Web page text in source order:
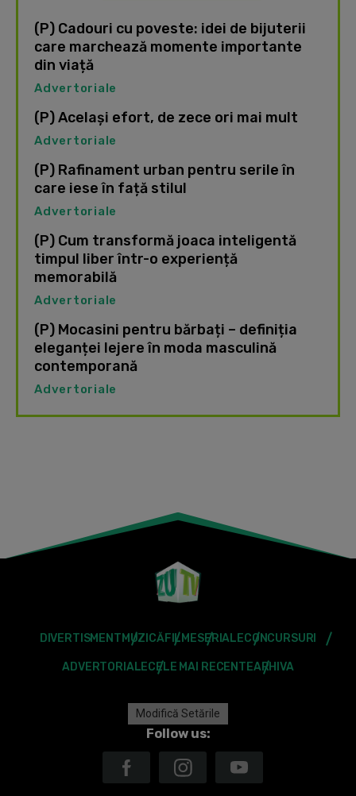
(P) Cadouri cu poveste: idei de bijuterii
care marchează momente importante
din viață
Advertoriale
(P) Același efort, de zece ori mai mult
Advertoriale
(P) Rafinament urban pentru serile în
care iese în față stilul
Advertoriale
(P) Cum transformă joaca inteligentă
timpul liber într-o experiență
memorabilă
Advertoriale
(P) Mocasini pentru bărbați – definiția
eleganței lejere în moda masculină
contemporană
Advertoriale
DIVERTISMENT MUZICĂFILMESERIALECONCURSURI
ADVERTORIALECELE MAI RECENTEARHIVA
Modifică Setările
Follow us: